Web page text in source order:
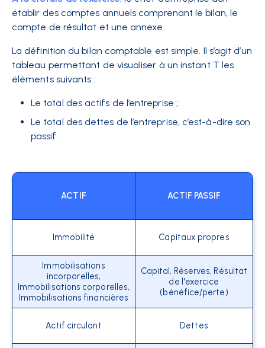
établir des comptes annuels comprenant le bilan, le
compte de résultat et une annexe.
La définition du bilan comptable est simple. Il s’agit d’un
tableau permettant de visualiser à un instant T les
éléments suivants :
Le total des actifs de l’entreprise ;
Le total des dettes de l’entreprise, c’est-à-dire son
passif.
ACTIF ACTIF PASSIF
Immobilité Capitaux propres
Immobilisations
incorporelles,
Immobilisations corporelles,
Immobilisations financières
Capital, Réserves, Résultat
de l'exercice
(bénéfice/perte)
Actif circulant Dettes